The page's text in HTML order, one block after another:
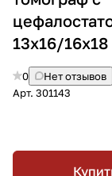
13х16/16x18
0
Нет отзывов
Арт. 301143